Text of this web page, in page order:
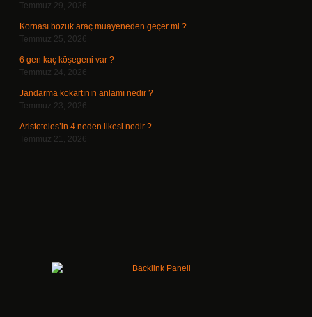
Temmuz 29, 2026
Kornası bozuk araç muayeneden geçer mi ?
Temmuz 25, 2026
6 gen kaç köşegeni var ?
Temmuz 24, 2026
Jandarma kokartının anlamı nedir ?
Temmuz 23, 2026
Aristoteles’in 4 neden ilkesi nedir ?
Temmuz 21, 2026